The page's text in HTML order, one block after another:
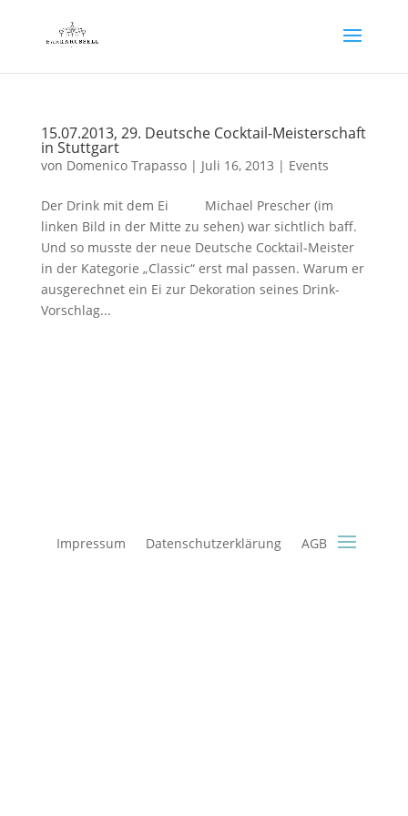
15.07.2013, 29. Deutsche Cocktail-Meisterschaft
in Stuttgart
von Domenico Trapasso| Juli 16, 2013 | Events
Der Drink mit dem Ei Michael Prescher (im
linken Bild in der Mitte zu sehen) war sichtlich baff.
Und so musste der neue Deutsche Cocktail-Meister
in der Kategorie „Classic“ erst mal passen. Warum er
ausgerechnet ein Ei zur Dekoration seines Drink-
Vorschlag...
Impressum Datenschutzerklärung AGB